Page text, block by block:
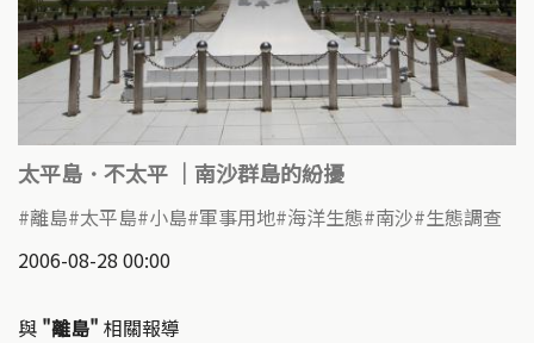
太平島．不太平 ｜南沙群島的紛擾
離島 太平島 小島 軍事用地 海洋生態 南沙 生態調查
2006-08-28 00:00
與 "離島" 相關報導